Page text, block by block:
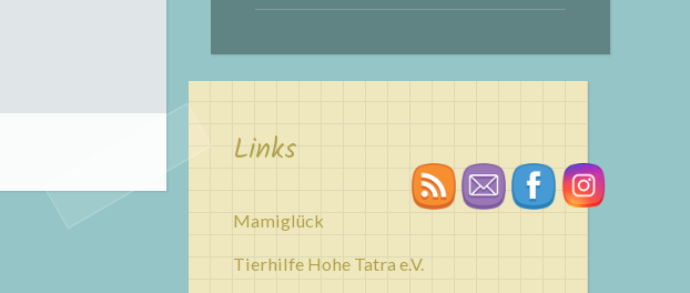
Links
Mamiglück
Tierhilfe Hohe Tatra e.V.